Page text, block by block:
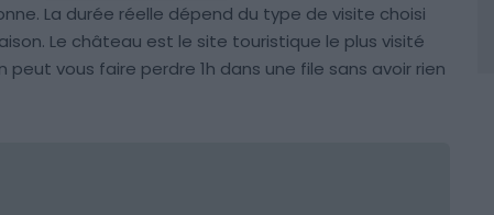
La durée réelle dépend du type de visite choisi
Le château est le site touristique le plus visité
vous faire perdre 1h dans une file sans avoir rien